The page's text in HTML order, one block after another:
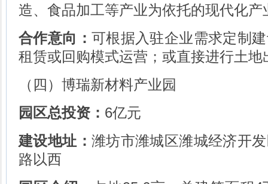
造、食品加工等产业为依托的现代化产
合作意向： 可根据入驻企业需求定制
租赁或回购模式运营；或直接进行土地
（四）博瑞新材料产业园
园区总投资： 6亿元
建设地址： 潍坊市潍城区潍城经济开
路以西